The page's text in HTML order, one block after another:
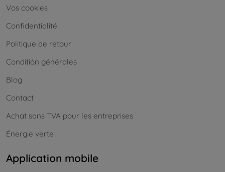
Vos cookies
Confidentialité
Politique de retour
Conditión générales
Blog
Contact
Achat sans TVA pour les entreprises
Énergie verte
Application mobile